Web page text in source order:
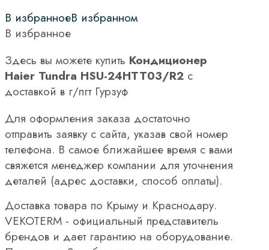
В избранноеВ избранном
В избранное
Здесь вы можете купить Кондиционер
Haier Tundra HSU-24HTT03/R2 с
доставкой в г/пгт Гурзуф
Для оформления заказа достаточно
отправить заявку с сайта, указав свой номер
телефона. В самое ближайшее время с вами
свяжется менеджер компании для уточнения
деталей (адрес доставки, способ оплаты).
Доставка товара по Крыму и Краснодару.
VEKOTERM - официальный представитель
брендов и дает гарантию на оборудование.